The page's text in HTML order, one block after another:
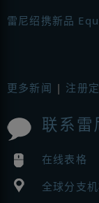
雷尼绍携新品
更多新闻 | 注册
联系雷
在线表格
全球分支